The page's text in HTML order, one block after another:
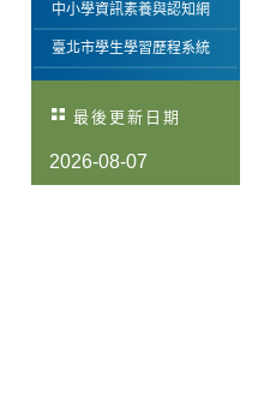
中小學資訊素養與認知網
臺北市學生學習歷程系統
最後更新日期
2026-08-07